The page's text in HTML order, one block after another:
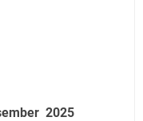
2025